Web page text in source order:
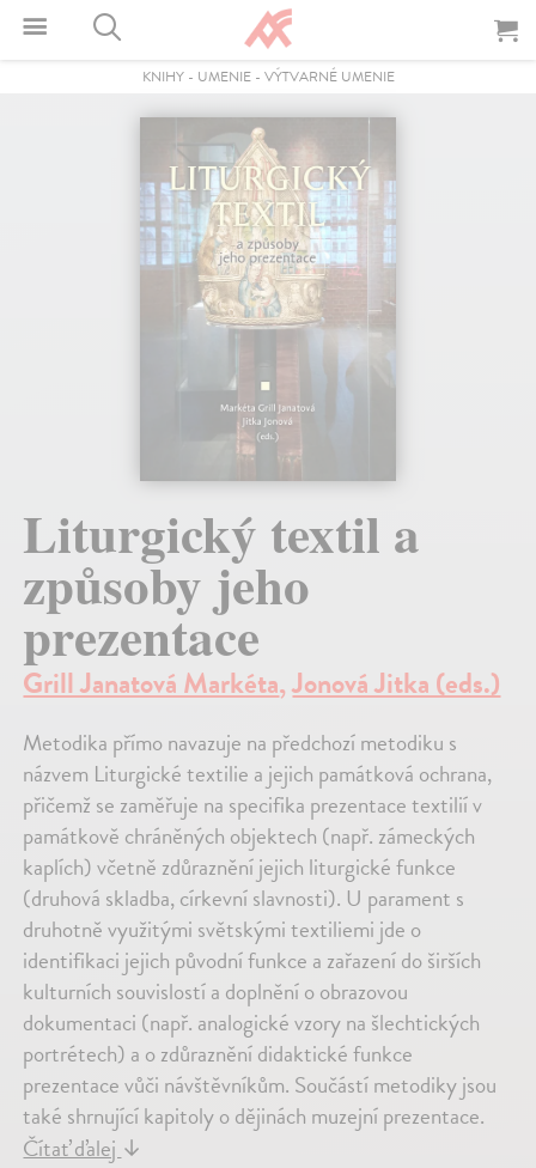
KNIHY- UMENIE- VÝTVARNÉ UMENIE
Liturgický textil a
způsoby jeho
prezentace
Grill Janatová Markéta,Jonová Jitka (eds.)
Metodika přímo navazuje na předchozí metodiku s
názvem Liturgické textilie a jejich památková ochrana,
přičemž se zaměřuje na specifika prezentace textilií v
památkově chráněných objektech (např. zámeckých
kaplích) včetně zdůraznění jejich liturgické funkce
(druhová skladba, církevní slavnosti). U parament s
druhotně využitými světskými textiliemi jde o
identifikaci jejich původní funkce a zařazení do širších
kulturních souvislostí a doplnění o obrazovou
dokumentaci (např. analogické vzory na šlechtických
portrétech) a o zdůraznění didaktické funkce
prezentace vůči návštěvníkům. Součástí metodiky jsou
také shrnující kapitoly o dějinách muzejní prezentace.
Čítať ďalej↓